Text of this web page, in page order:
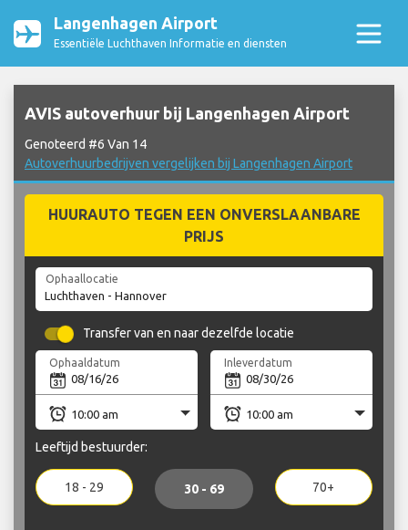
Langenhagen Airport
Essentiële Luchthaven Informatie en diensten
AVIS autoverhuur bij Langenhagen Airport
Genoteerd #6 Van 14
Autoverhuurbedrijven vergelijken bij Langenhagen Airport
HUURAUTO TEGEN EEN ONVERSLAANBARE
PRIJS
Ophaallocatie
Transfer van en naar dezelfde locatie
Ophaaldatum Inleverdatum
Leeftijd bestuurder:
18 - 29 30 - 69 70+